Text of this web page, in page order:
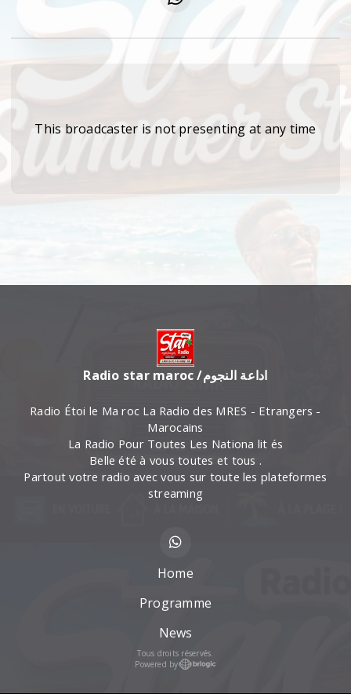
This broadcaster is not presenting at any time
Radio star maroc /اداعة النجوم
Radio Étoi le Ma roc La Radio des MRES - Etrangers -
Marocains
La Radio Pour Toutes Les Nationa lit és
Belle été à vous toutes et tous .
Partout votre radio avec vous sur toute les plateformes
streaming
Home
Programme
News
Tous droits réservés.
Powered by